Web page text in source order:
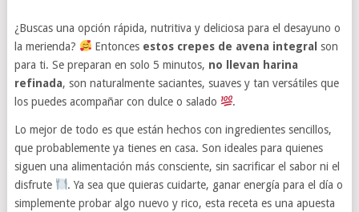
¿Buscas una opción rápida, nutritiva y deliciosa para el desayuno o
la merienda?
Entonces estos crepes de avena integral son
para ti. Se preparan en solo 5 minutos, no llevan harina
refinada, son naturalmente saciantes, suaves y tan versátiles que
los puedes acompañar con dulce o salado
.
Lo mejor de todo es que están hechos con ingredientes sencillos,
que probablemente ya tienes en casa. Son ideales para quienes
siguen una alimentación más consciente, sin sacrificar el sabor ni el
disfrute
. Ya sea que quieras cuidarte, ganar energía para el día o
simplemente probar algo nuevo y rico, esta receta es una apuesta